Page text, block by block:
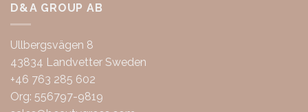
D&A GROUP AB
Ullbergsvägen 8
43834 Landvetter Sweden
+46 763 285 602
Org: 556797-9819